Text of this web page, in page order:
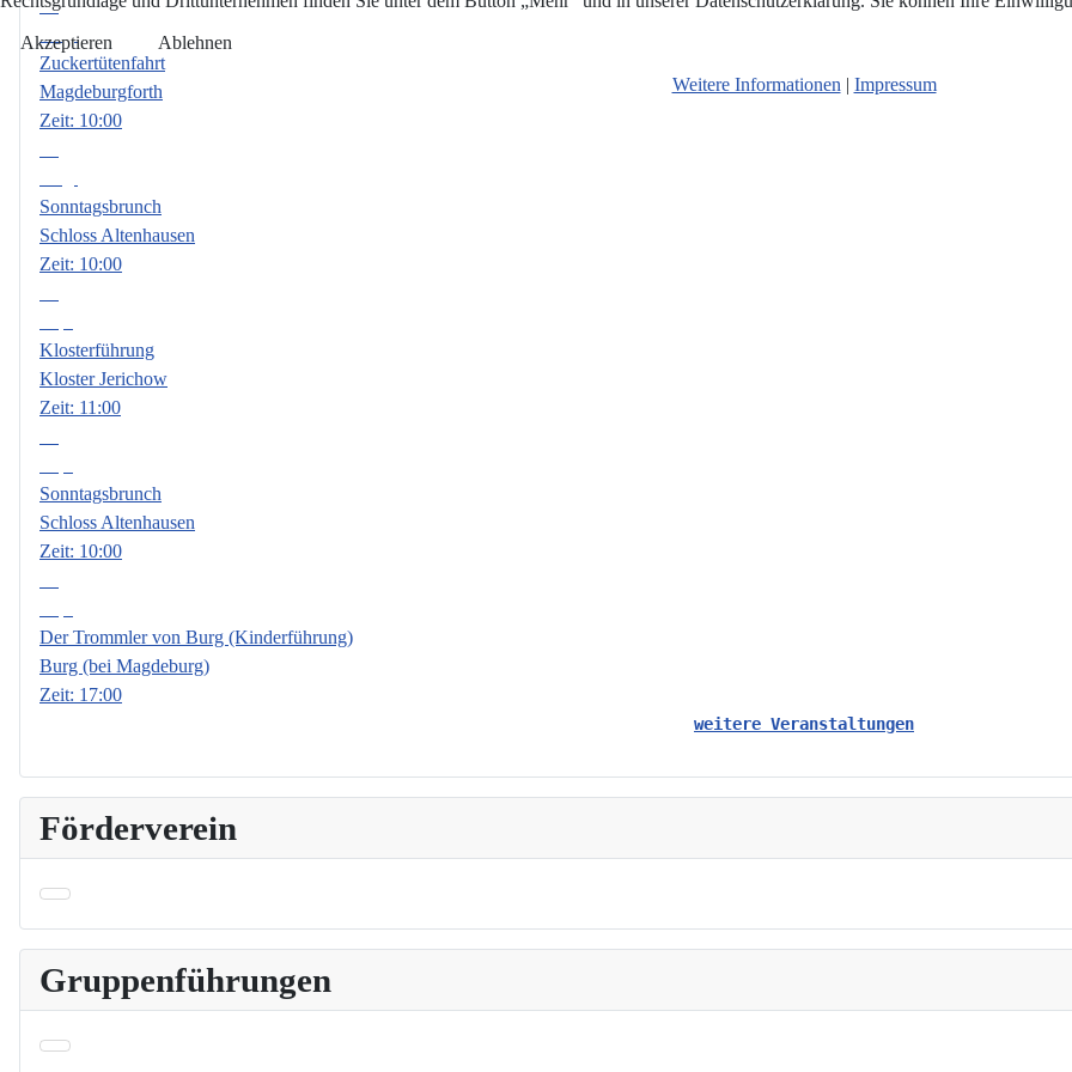
08
Aug.
Zuckertütenfahrt
Magdeburgforth
Zeit: 10:00
Sonntagsbrunch
Schloss Altenhausen
Zeit: 10:00
Klosterführung
Kloster Jerichow
Zeit: 11:00
Sonntagsbrunch
Schloss Altenhausen
Zeit: 10:00
Der Trommler von Burg (Kinderführung)
Burg (bei Magdeburg)
Zeit: 17:00
weitere Veranstaltungen
Förderverein
Gruppenführungen
Akzeptieren Ablehnen
Weitere Informationen | Impressum